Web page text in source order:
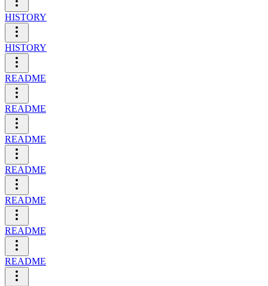
HISTORY
HISTORY
README
README
README
README
README
README
README